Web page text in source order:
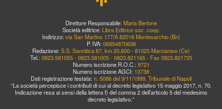
Direttore Responsabile: Maria Bertone
Società editrice: Libra Editrice soc. coop.
Indirizzo: via San Martino 177/A 82016 Montesarchio (Bn)
P. IVA: 06854870638
Redazione: S.S. Sannitica 87, km 20,600 - 81025 Marcianise (Ce)
Tel.: 0823.581055 - 0823.581005 - 0823.821165 - Fax 0823.821725
Numero iscrizione R.O.C.: 9721
Numero iscrizione AGCI: 13738
Dati registrazione testata: n. 5086 del 9/11/1999, Tribunale di Napoli
“La società percepisce i contributi di cui al decreto legislativo 15 maggio 2017, n. 70.
Indicazione resa ai sensi della lettera f) del comma 2 dell’articolo 5 del medesimo
decreto legislativo.”